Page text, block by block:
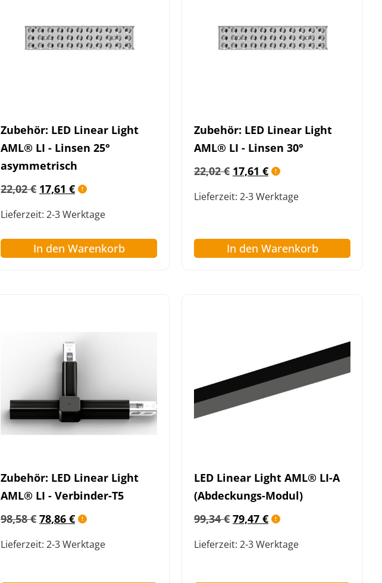
Zubehör: LED Linear Light
AML® LI - Linsen 25°
asymmetrisch
22,02€ 17,61 €
Lieferzeit: 2-3 Werktage
In den Warenkorb
Zubehör: LED Linear Light
AML® LI - Linsen 30°
22,02€ 17,61 €
Lieferzeit: 2-3 Werktage
In den Warenkorb
Zubehör: LED Linear Light
AML® LI - Verbinder-T5
98,58€ 78,86 €
Lieferzeit: 2-3 Werktage
LED Linear Light AML® LI-A
(Abdeckungs-Modul)
99,34€ 79,47 €
Lieferzeit: 2-3 Werktage